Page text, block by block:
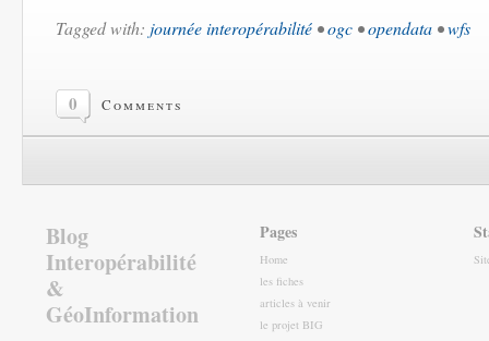
Tagged with: journée interopérabilité •ogc •opendata •wfs
0 Comments
Blog
Interopérabilité
&
GéoInformation
Pages
Home
les fiches
articles à venir
le projet BIG